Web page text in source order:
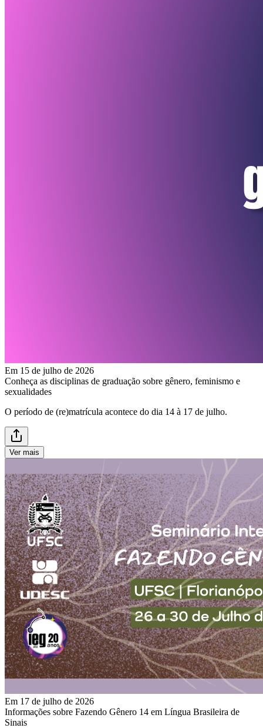
Em 15 de julho de 2026
Conheça as disciplinas de graduação sobre gênero, feminismo e
sexualidades
O período de (re)matrícula acontece do dia 14 à 17 de julho.
Ver mais
Em 17 de julho de 2026
Informações sobre Fazendo Gênero 14 em Língua Brasileira de
Sinais